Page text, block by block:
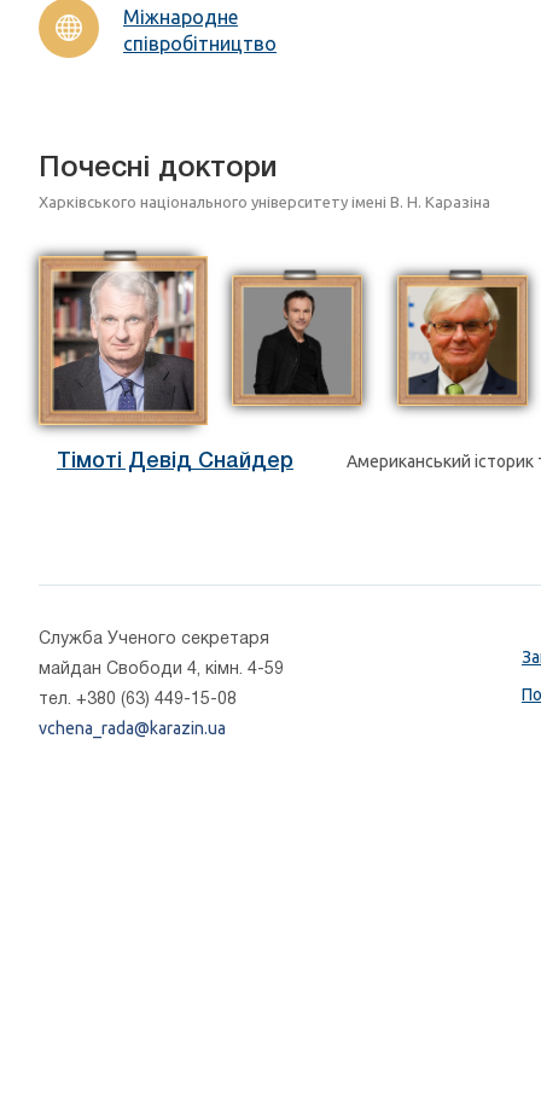
Міжнародне
співробітництво
Почесні доктори
Харківського національного університету імені В. Н. Каразіна
Тімоті Девід Снайдер Американський
Cлужба Ученого секретаря
майдан Свободи 4, кімн. 4-59
тел. +380 (63) 449-15-08
vchena_rada@karazin.ua